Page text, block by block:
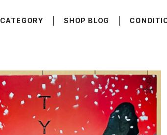
CATEGORY SHOP BLOG